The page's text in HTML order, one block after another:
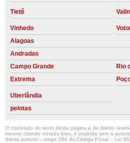
Tietê
Vinhedo
Alagoas
Andradas
Campo Grande
Rio
Extrema
Uberlândia
pelotas
O conteúdo do texto desta página é de direito
mesmo citando nossos links, é proibida sem a
direito autoral – artigo 184 do Código Penal – Lei